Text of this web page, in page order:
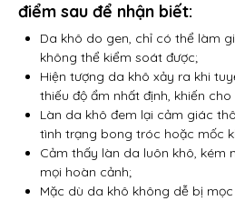
điểm sau để nhận biết:
Da khô do gen, chỉ có thể làm
không thể kiểm soát được;
Hiện tượng da khô xảy ra khi
thiếu độ ẩm nhất định, khiến
Làn da khô đem lại cảm giác
tình trạng bong tróc hoặc mốc
Cảm thấy làn da luôn khô, kém
mọi hoàn cảnh;
Mặc dù da khô không dễ bị